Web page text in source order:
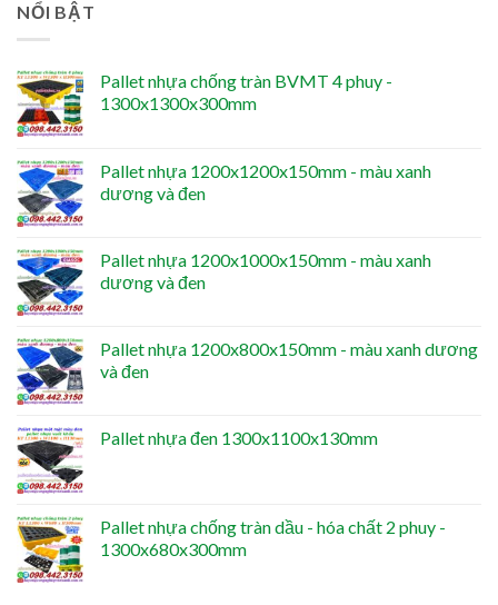
NỔI BẬT
Pallet nhựa chống tràn BVMT 4 phuy -
1300x1300x300mm
Pallet nhựa 1200x1200x150mm - màu xanh
dương và đen
Pallet nhựa 1200x1000x150mm - màu xanh
dương và đen
Pallet nhựa 1200x800x150mm - màu xanh dương
và đen
Pallet nhựa đen 1300x1100x130mm
Pallet nhựa chống tràn dầu - hóa chất 2 phuy -
1300x680x300mm